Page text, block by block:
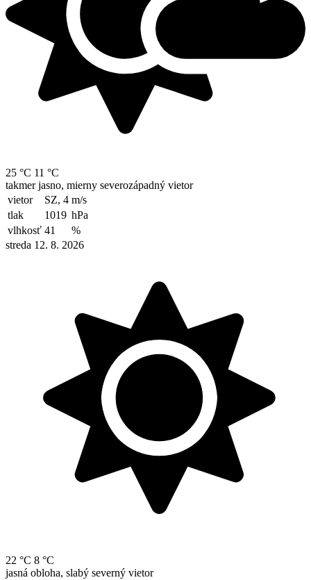
25 °C 11 °C
takmer jasno, mierny severozápadný vietor
vietor
SZ, 4 m/s
tlak
1019 hPa
vlhkosť 41
%
streda 12. 8. 2026
22 °C 8 °C
jasná obloha, slabý severný vietor